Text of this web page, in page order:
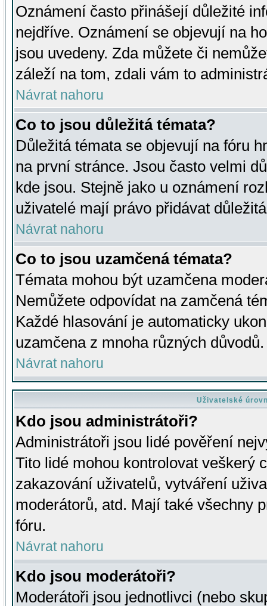
Oznámení často přinášejí důležité
nejdříve. Oznámení se objevují na
jsou uvedeny. Zda můžete či
záleží na tom, zdali vám to
Návrat nahoru
Co to jsou důležitá témata?
Důležitá témata se objevují na fóru
na první stránce. Jsou často velmi
kde jsou. Stejně jako u oznámení
uživatelé mají právo přidávat
Návrat nahoru
Co to jsou uzamčená témata?
Témata mohou být uzamčena
Nemůžete odpovídat na zamčená
Každé hlasování je automaticky
uzamčena z mnoha různých důvodů.
Návrat nahoru
Uživatelské
Kdo jsou administrátoři?
Administrátoři jsou lidé pověření
Tito lidé mohou kontrolovat veškerý
zakazování uživatelů, vytváření
moderátorů, atd. Mají také všechny
fóru.
Návrat nahoru
Kdo jsou moderátoři?
Moderátoři jsou jednotlivci (nebo